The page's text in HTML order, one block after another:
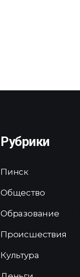
Рубрики
Пинск
Общество
Образование
Происшествия
Культура